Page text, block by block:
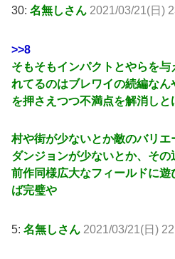
30: 名無しさん 2021/03/21(日)
>>8
そもそもインパクトとやらを与
れてるのはブレワイの続編な
を押さえつつ不満点を解消しと
村や街が少ないとか敵のバリ
ダンジョンが少ないとか、その
前作同様広大なフィールドに
ば完璧や
5: 名無しさん 2021/03/21(日)